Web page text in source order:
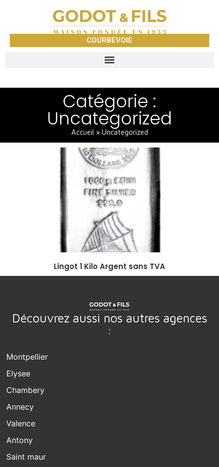
COURBEVOIE
Catégorie :
Uncategorized
Accueil » Uncategorized
Lingot 1 Kilo Argent sans TVA
Découvrez aussi nos autres agences
:
Montpellier
Elysee
Chambery
Annecy
Valence
Antony
Saint maur